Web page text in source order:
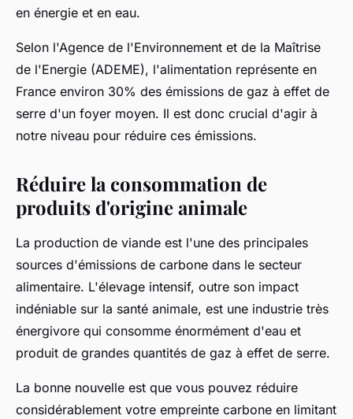
en énergie et en eau.
Selon l'Agence de l'Environnement et de la Maîtrise
de l'Energie (ADEME), l'alimentation représente en
France environ 30% des émissions de gaz à effet de
serre d'un foyer moyen. Il est donc crucial d'agir à
notre niveau pour réduire ces émissions.
Réduire la consommation de
produits d'origine animale
La production de viande est l'une des principales
sources d'émissions de carbone dans le secteur
alimentaire. L'élevage intensif, outre son impact
indéniable sur la santé animale, est une industrie très
énergivore qui consomme énormément d'eau et
produit de grandes quantités de gaz à effet de serre.
La bonne nouvelle est que vous pouvez réduire
considérablement votre empreinte carbone en limitant